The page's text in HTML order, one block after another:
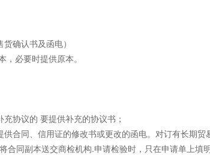
确认书及函电）
必要时提供原本。
协议的 要提供补充的协议书；
合同、信用证的修改书或更改的函电。对订有长期贸
合同副本送交商检机构.申请检验时，只在申请单上填